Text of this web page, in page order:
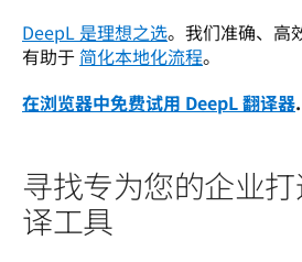
DeepL 是理想之选。我们准确、高
有助于 简化本地化流程。
在浏览器中免费试用 DeepL 翻译器.
寻找专为您的企业
译工具